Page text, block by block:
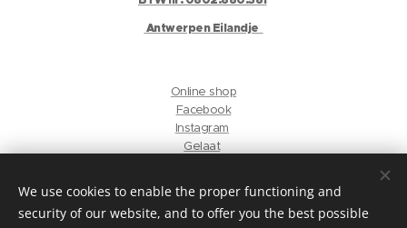
Antwerpen Eilandje
Online shop
Facebook
Instagram
Gelaat
privacyverklaring
We use cookies to enable the proper functioning and
security of our website, and to offer you the best possible